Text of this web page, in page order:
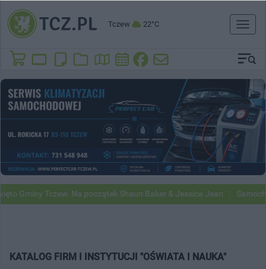
Tczew 22°C
Toggle
Gminy Tczew. Na początek Shaun Baker & Jessica Jean
KATALOG FIRM I INSTYTUCJI "OŚWIATA I NAUKA"